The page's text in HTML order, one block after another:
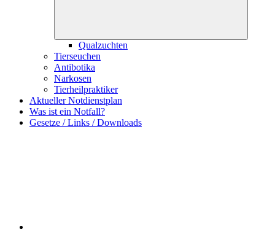
Qualzuchten
Tierseuchen
Antibotika
Narkosen
Tierheilpraktiker
Aktueller Notdienstplan
Was ist ein Notfall?
Gesetze / Links / Downloads